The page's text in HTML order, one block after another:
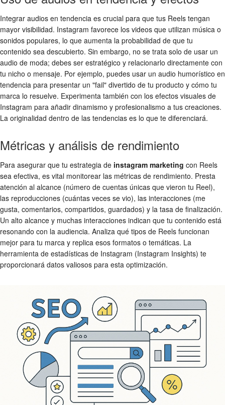
Integrar audios en tendencia es crucial para que tus Reels tengan
mayor visibilidad. Instagram favorece los videos que utilizan música o
sonidos populares, lo que aumenta la probabilidad de que tu
contenido sea descubierto. Sin embargo, no se trata solo de usar un
audio de moda; debes ser estratégico y relacionarlo directamente con
tu nicho o mensaje. Por ejemplo, puedes usar un audio humorístico en
tendencia para presentar un "fail" divertido de tu producto y cómo tu
marca lo resuelve. Experimenta también con los efectos visuales de
Instagram para añadir dinamismo y profesionalismo a tus creaciones.
La originalidad dentro de las tendencias es lo que te diferenciará.
Métricas y análisis de rendimiento
Para asegurar que tu estrategia de instagram marketing con Reels
sea efectiva, es vital monitorear las métricas de rendimiento. Presta
atención al alcance (número de cuentas únicas que vieron tu Reel),
las reproducciones (cuántas veces se vio), las interacciones (me
gusta, comentarios, compartidos, guardados) y la tasa de finalización.
Un alto alcance y muchas interacciones indican que tu contenido está
resonando con la audiencia. Analiza qué tipos de Reels funcionan
mejor para tu marca y replica esos formatos o temáticas. La
herramienta de estadísticas de Instagram (Instagram Insights) te
proporcionará datos valiosos para esta optimización.